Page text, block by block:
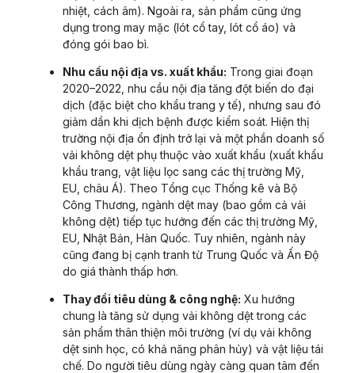
nhiệt, cách âm). Ngoài ra, sản phẩm cũng ứng
dụng trong may mặc (lót cổ tay, lót cổ áo) và
đóng gói bao bì.
Nhu cầu nội địa vs. xuất khẩu: Trong giai đoạn
2020–2022, nhu cầu nội địa tăng đột biến do đại
dịch (đặc biệt cho khẩu trang y tế), nhưng sau đó
giảm dần khi dịch bệnh được kiểm soát. Hiện thị
trường nội địa ổn định trở lại và một phần doanh số
vải không dệt phụ thuộc vào xuất khẩu (xuất khẩu
khẩu trang, vật liệu lọc sang các thị trường Mỹ,
EU, châu Á). Theo Tổng cục Thống kê và Bộ
Công Thương, ngành dệt may (bao gồm cả vải
không dệt) tiếp tục hướng đến các thị trường Mỹ,
EU, Nhật Bản, Hàn Quốc. Tuy nhiên, ngành này
cũng đang bị cạnh tranh từ Trung Quốc và Ấn Độ
do giá thành thấp hơn.
Thay đổi tiêu dùng & công nghệ: Xu hướng
chung là tăng sử dụng vải không dệt trong các
sản phẩm thân thiện môi trường (ví dụ vải không
dệt sinh học, có khả năng phân hủy) và vật liệu tái
chế. Do người tiêu dùng ngày càng quan tâm đến